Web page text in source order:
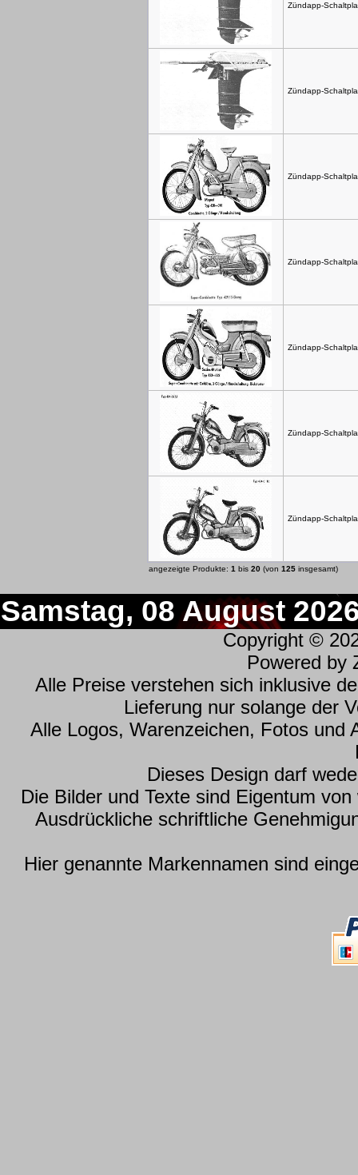
Zündapp-
Zündapp-
Zündapp-
Zündapp-
Zündapp-
Zündapp-
Zündapp-
angezeigte Produkte: 1 bis 20 (von 125 insgesamt)
Samstag, 08 August
Copyright ©
Powered by
Alle Preise verstehen sich inklusive
Lieferung nur solange der
Alle Logos, Warenzeichen, Fotos und
Dieses Design darf
Die Bilder und Texte sind Eigentum
Ausdrückliche schriftliche
Hier genannte Markennamen sind